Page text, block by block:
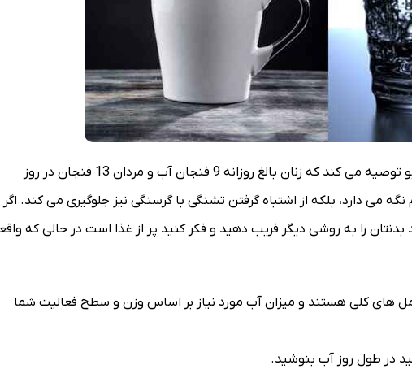
هر روز آنقدر آب بنوشید که سیر شوید. کلینیک مایو توصیه می کند که زنان بالغ روزانه 9 فنجان آب و مردان 13 فنجان در روز
می دارد، بلکه از اشتباه گرفتن تشنگی با گرسنگی نیز جلوگیری می کند.
بدنتان را به روشی دیگر فریب دهید و فکر کنید پر از غذا است در حالی که
های کلی هستند و میزان آب مورد نیاز بر اساس وزن و سطح فعالیت شما
در طول روز آب بنوشید.